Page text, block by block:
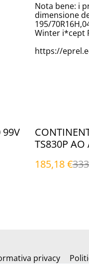
Nota bene: i
dimensione
195/
Winter i*cept
https://
99V
%
TS830P
185,18 €
privacy